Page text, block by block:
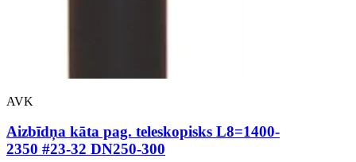
AVK
Aizbīdņa kāta pag. teleskopisks L8=1400-
2350 #23-32 DN250-300